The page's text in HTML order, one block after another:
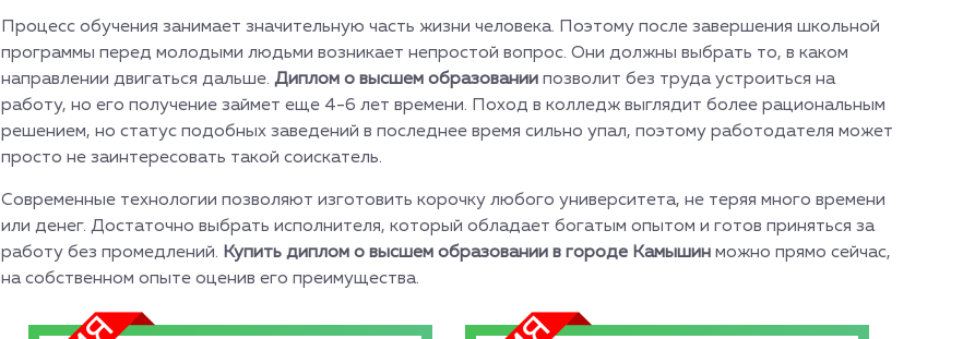
Процесс обучения занимает значительную часть жизни человека. Поэтому после завершения школьной
программы перед молодыми людьми возникает непростой вопрос. Они должны выбрать то, в каком
направлении двигаться дальше. Диплом о высшем образовании позволит без труда устроиться на
работу, но его получение займет еще 4-6 лет времени. Поход в колледж выглядит более рациональным
решением, но статус подобных заведений в последнее время сильно упал, поэтому работодателя может
просто не заинтересовать такой соискатель.
Современные технологии позволяют изготовить корочку любого университета, не теряя много времени
или денег. Достаточно выбрать исполнителя, который обладает богатым опытом и готов приняться за
работу без промедлений. Купить диплом о высшем образовании в городе Камышин можно прямо сейчас,
на собственном опыте оценив его преимущества.